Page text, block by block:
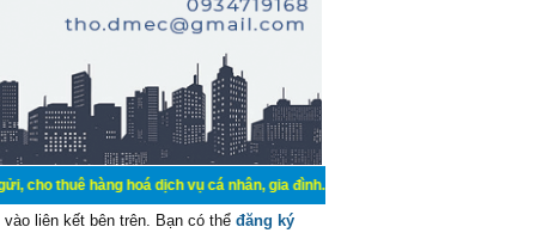
hoá dịch vụ cá nhân, gia đình. Mua bán, ký gửi, cho thuê thiết bị hệ
liên kết bên trên. Bạn có thể đăng ký